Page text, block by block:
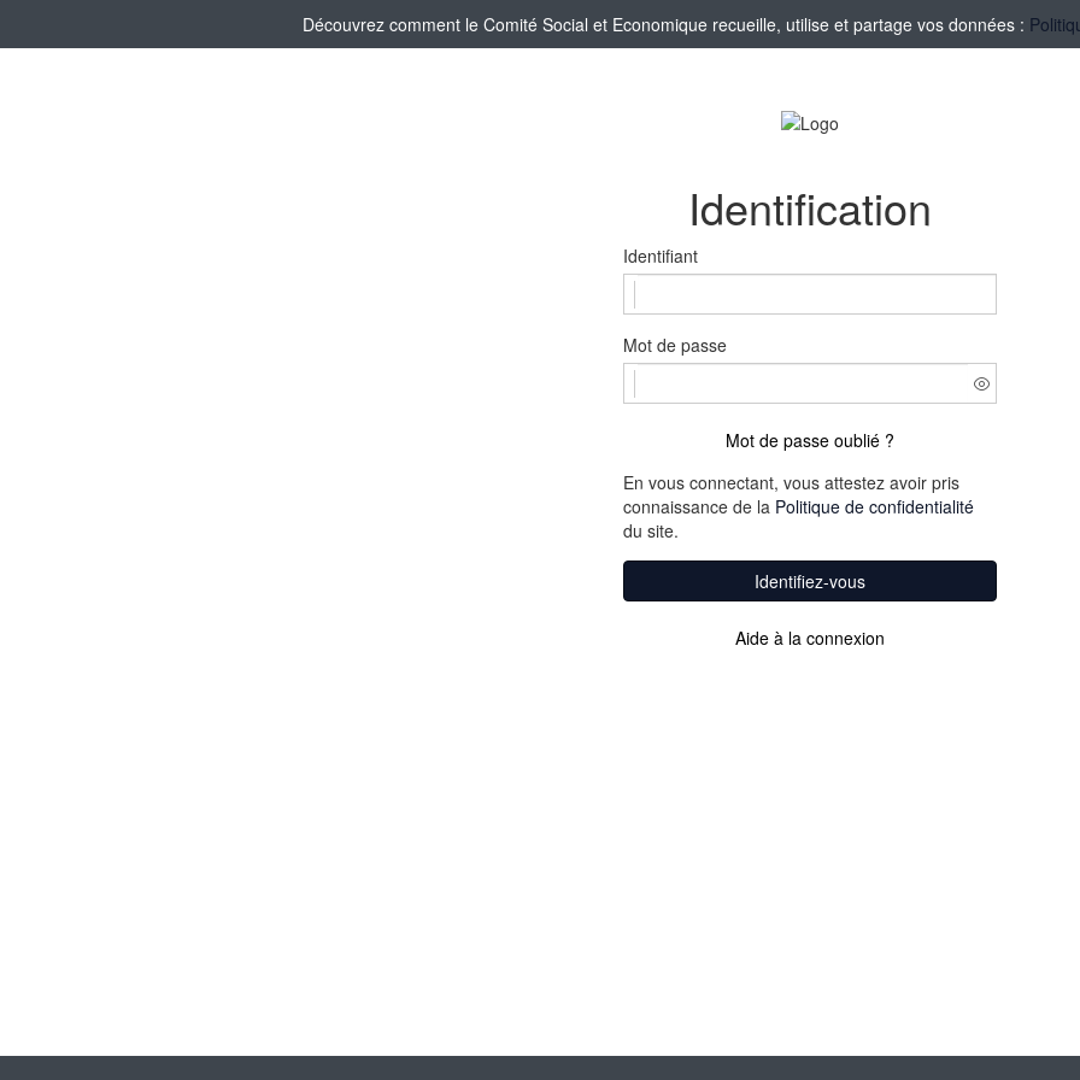
Découvrez comment le Comité Social et Economique recueille, utilise et partage vos données :
Identification
Identifiant
Mot de passe
Mot de passe oublié ?
En vous connectant, vous attestez avoir pris
connaissance de la Politique de confidentialité
du site.
Identifiez-vous
Aide à la connexion